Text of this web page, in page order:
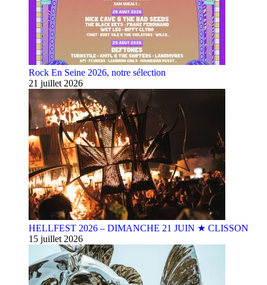
Rock En Seine 2026, notre sélection
21 juillet 2026
HELLFEST 2026 – DIMANCHE 21 JUIN ★ CLISSON
15 juillet 2026